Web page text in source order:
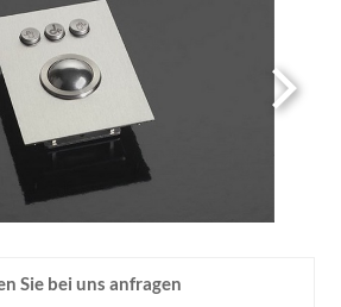
Sie bei uns anfragen